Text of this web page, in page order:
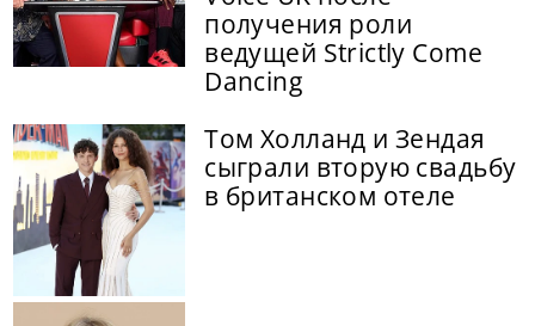
получения роли
ведущей Strictly Come
Dancing
Том Холланд и Зендая
сыграли вторую свадьбу
в британском отеле